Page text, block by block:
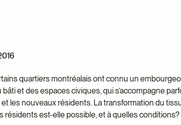
quartiers montréalais ont connu un
et des espaces civiques, qui s’accompagne
les nouveaux résidents. La transformation du
résidents est-elle possible, et à quelles conditions?